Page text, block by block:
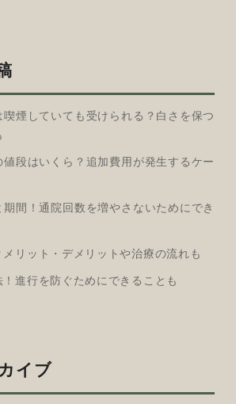
煙していても受けられる？白さを保つ
値段はいくら？追加費用が発生するケー
間！通院回数を増やさないためにでき
リット・デメリットや治療の流れも
進行を防ぐためにできることも
イブ